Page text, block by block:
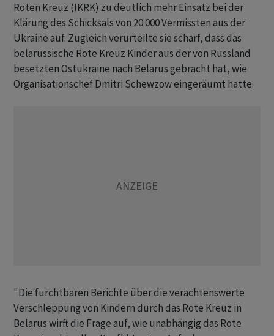
Roten Kreuz (IKRK) zu deutlich mehr Einsatz bei der
Klärung des Schicksals von 20 000 Vermissten aus der
Ukraine auf. Zugleich verurteilte sie scharf, dass das
belarussische Rote Kreuz Kinder aus der von Russland
besetzten Ostukraine nach Belarus gebracht hat, wie
Organisationschef Dmitri Schewzow eingeräumt hatte.
"Die furchtbaren Berichte über die verachtenswerte
Verschleppung von Kindern durch das Rote Kreuz in
Belarus wirft die Frage auf, wie unabhängig das Rote